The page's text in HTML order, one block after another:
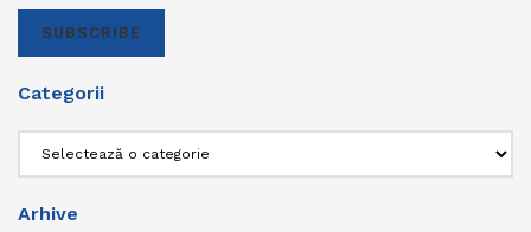
SUBSCRIBE
Categorii
Arhive